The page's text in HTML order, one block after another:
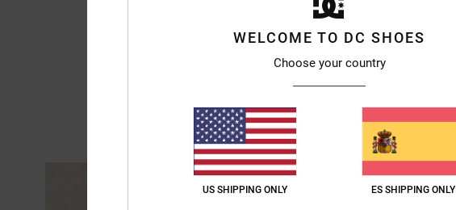
WELCOME TO DC SHOES
Choose your country
US SHIPPING ONLY ES SHIPPING ONLY